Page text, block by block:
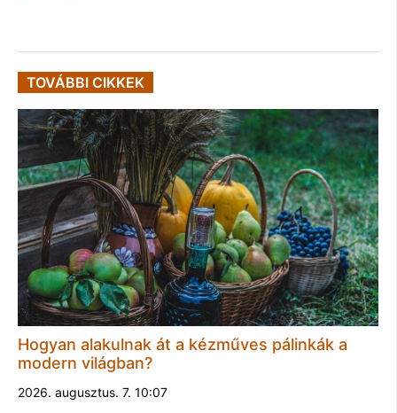
TOVÁBBI CIKKEK
Hogyan alakulnak át a kézműves pálinkák a
modern világban?
2026. augusztus. 7. 10:07